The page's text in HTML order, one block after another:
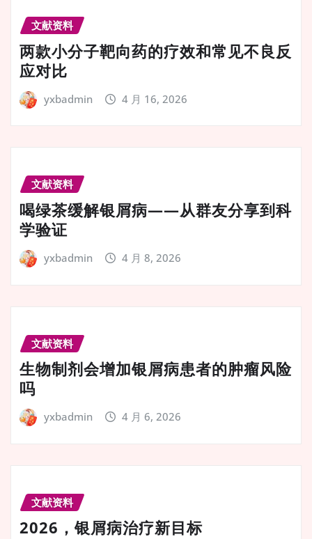
文献资料
两款小分子靶向药的疗效和常见不良反
应对比
yxbadmin 4 月 16, 2026
文献资料
喝绿茶缓解银屑病——从群友分享到科
学验证
yxbadmin 4 月 8, 2026
文献资料
生物制剂会增加银屑病患者的肿瘤风险
吗
yxbadmin 4 月 6, 2026
文献资料
2026，银屑病治疗新目标